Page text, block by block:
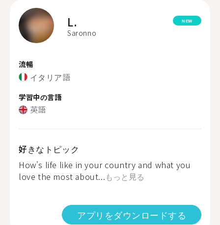
L.
Saronno
NEW
流暢
イタリア語
学習中の言語
英語
好きなトピック
How's life like in your country and what you
love the most about...もっと見る
アプリをダウンロードする